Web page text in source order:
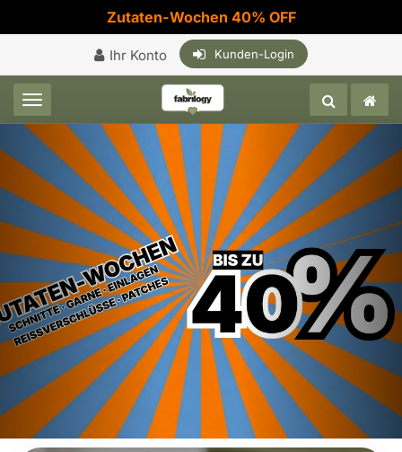
Zutaten-Wochen 40% OFF
Ihr Konto Kunden-Login
Toggle navigation